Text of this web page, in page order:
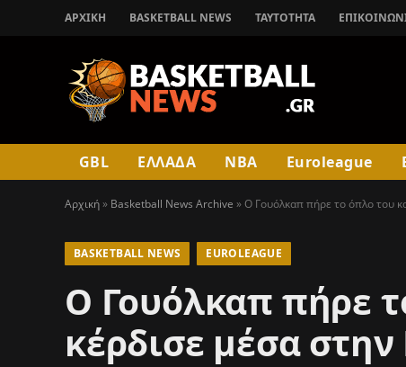
ΑΡΧΙΚΉ BASKETBALL NEWS ΤΑΥΤΟΤΗΤΑ
GBL ΕΛΛΑΔΑ NBA Euroleague
Αρχική» Basketball News Archive »Ο Γουόλκαπ πήρε το όπλο του
BASKETBALL NEWS EUROLEAGUE
Ο Γουόλκαπ πήρε
κέρδισε μέσα